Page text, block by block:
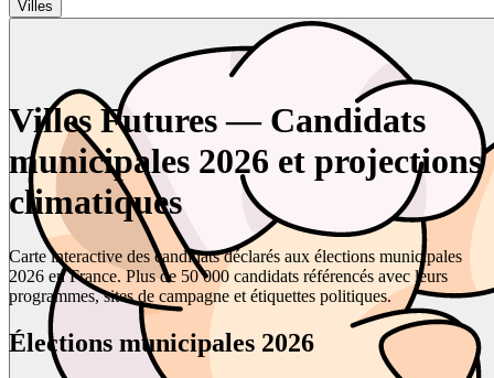
Villes
Villes Futures — Candidats
municipales 2026 et projections
climatiques
Carte interactive des candidats déclarés aux élections municipales
2026 en France. Plus de 50 000 candidats référencés avec leurs
programmes, sites de campagne et étiquettes politiques.
Élections municipales 2026